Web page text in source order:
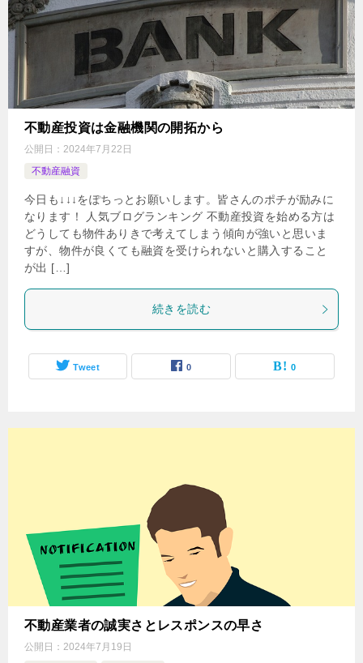
不動産投資は金融機関の開拓から
公開日： 2024年7月22日
不動産融資
今日も↓↓↓をぽちっとお願いします。皆さんのポチが励みに
なります！ 人気ブログランキング 不動産投資を始める方は
どうしても物件ありきで考えてしまう傾向が強いと思いま
すが、物件が良くても融資を受けられないと購入すること
が出 […]
続きを読む
Tweet 0 0
不動産業者の誠実さとレスポンスの早さ
公開日： 2024年7月19日